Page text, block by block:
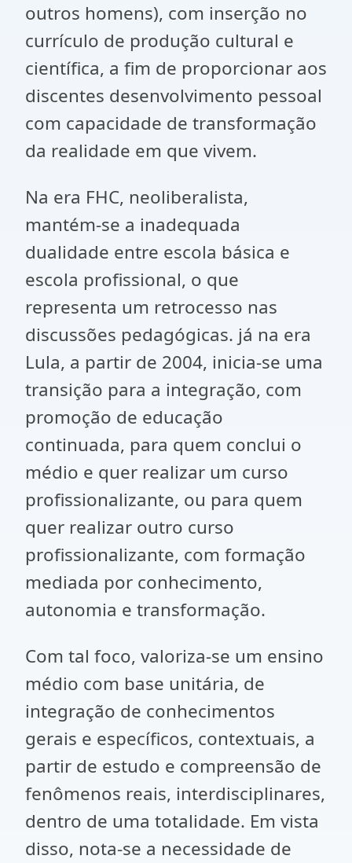
outros homens), com inserção no
currículo de produção cultural e
científica, a fim de proporcionar aos
discentes desenvolvimento pessoal
com capacidade de transformação
da realidade em que vivem.
Na era FHC, neoliberalista,
mantém-se a inadequada
dualidade entre escola básica e
escola profissional, o que
representa um retrocesso nas
discussões pedagógicas. já na era
Lula, a partir de 2004, inicia-se uma
transição para a integração, com
promoção de educação
continuada, para quem conclui o
médio e quer realizar um curso
profissionalizante, ou para quem
quer realizar outro curso
profissionalizante, com formação
mediada por conhecimento,
autonomia e transformação.
Com tal foco, valoriza-se um ensino
médio com base unitária, de
integração de conhecimentos
gerais e específicos, contextuais, a
partir de estudo e compreensão de
fenômenos reais, interdisciplinares,
dentro de uma totalidade. Em vista
disso, nota-se a necessidade de